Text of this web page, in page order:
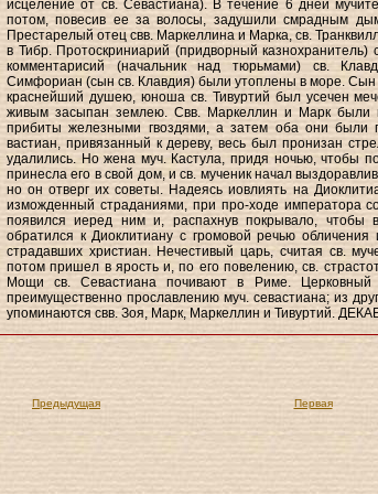
исцеление от св. Севастиана). В течение 6 дней
потом, повесив ее за волосы, задушили смрадным
Престарелый отец свв. Маркеллина и Марка, св.
в Тибр. Протоскриниарий (придворный казнохранитель)
комментарисий (начальник над тюрьмами) св.
Симфориан (сын св. Клавдия) были утоплены в море.
краснейший душею, юноша св. Тивуртий был усечен
живым засыпан землею. Свв. Маркеллин и Марк были
прибиты железными гвоздями, a затем оба они были
вастиан, привязанный к дереву, весь был пронизан
удалились. Но жена муч. Кастула, придя ночью, чтобы
принесла его в свой дом, и св. мученик начал
но он отверг их советы. Надеясь иовлиять на
изможденный страданиями, при про-ходе императора
появился иеред ним и, распахнув покрывало,
обратился к Диоклитиану с громовой речью
страдавших христиан. Нечестивый царь, считая св.
потом пришел в ярость и, по его повелению, св.
Мощи св. Севастиана почивают в Риме. Церковный
преимущественно прославлению муч. севастиана; из
упоминаются свв. Зоя, Марк, Маркеллин и Тивуртий.
Предыдущая Первая